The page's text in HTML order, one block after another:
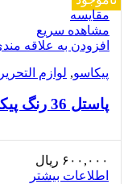
مقایسه
مشاهده سریع
افزودن به علاقه
پیکاسو, لوازم التحریر
پاستل 36 رنگ پیکاسو جعبه طلقی
۶۰۰,۰۰۰ ریال
اطلاعات بیشتر